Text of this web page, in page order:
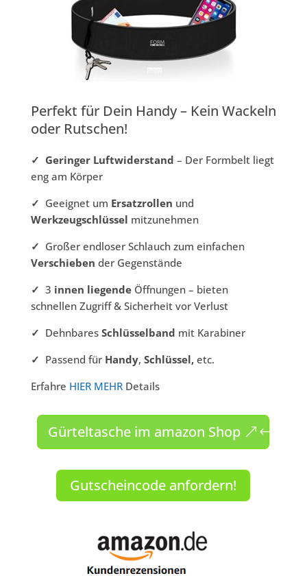
Perfekt für Dein Handy – Kein Wackeln
oder Rutschen!
✓ Geringer Luftwiderstand – Der Formbelt liegt
eng am Körper
✓ Geeignet um Ersatzrollen und
Werkzeugschlüssel mitzunehmen
✓ Großer endloser Schlauch zum einfachen
Verschieben der Gegenstände
✓ 3 innen liegende Öffnungen – bieten
schnellen Zugriff & Sicherheit vor Verlust
✓ Dehnbares Schlüsselband mit Karabiner
✓ Passend für Handy, Schlüssel, etc.
Erfahre HIER MEHRDetails
Gürteltasche im amazon Shop
Gutscheincode anfordern!